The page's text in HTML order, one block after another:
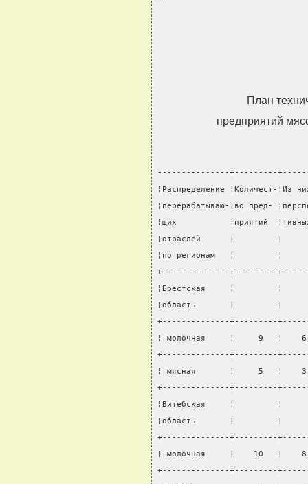
План
предприятий
---------------+---------
¦Распределение ¦Количест-¦Из
¦перерабатываю-¦во пред-
¦щих           ¦приятий
¦отраслей      ¦         ¦
¦по регионам   ¦         ¦
+--------------+---------
¦Брестская     ¦
¦область       ¦         ¦
+--------------+---------
¦ молочная     ¦     9   ¦
+--------------+---------
¦ мясная       ¦     5   ¦
+--------------+---------
¦Витебская     ¦
¦область       ¦         ¦
+--------------+---------
¦ молочная     ¦    10   ¦
+--------------+---------